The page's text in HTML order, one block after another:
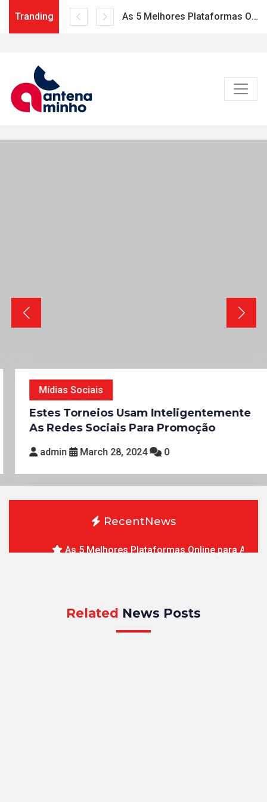
Skip
Tranding As 5 Melhores Plataformas Online para Acompanhar Esportes
Mídias Sociais
Estes Torneios Usam Inteligentemente
As Redes Sociais Para Promoção
admin March 28, 2024 0
RecentNews
As 5 Melhores Plataformas Online para
Related News Posts
Mídias Sociais
Inteligentemente As Redes Sociais